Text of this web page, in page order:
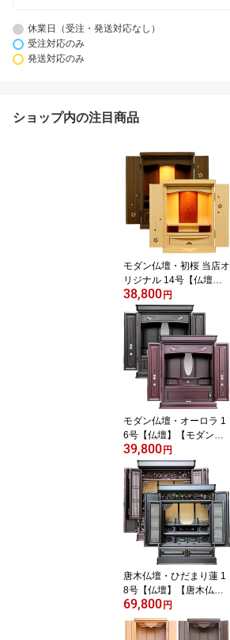
休業日（受注・発送対応なし）
受注対応のみ
発送対応のみ
ショップ内の注目商品
モダン仏壇・初桜 当店オ
リジナル 14号【仏壇】
特に人気の高い桜デザイ
ン仕様で、当店がメーカ
ーとオリジナルデザイン
で、質にも価格にも徹底
的にこだわって製造に携
わたお仏壇。
38,800円
モダン仏壇・オーロラ 1
6号【仏壇】【モダン仏
壇】【ミニ仏壇】【小型
仏壇】桜の螺鈿が印象的
で、欄間や扉、仏壇内部
に螺鈿細工が施されたお
しゃれな16号のミニ仏
壇。上置きタイプで黒檀
調・紫檀調から選べま
39,800円
唐木仏壇・ひだまり蓮 1
8号【仏壇】【唐木仏
壇】【伝統型仏壇】【仏
壇 オリジナル】当店の冠
名が付いた上置きの伝統
69,800円